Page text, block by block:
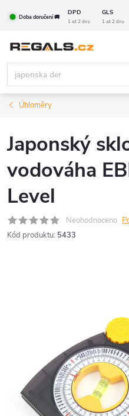
Doba doručení 🚚
DPD GLS
1 až 2 dny 1 až 2 dny
Úhloměry
Japonský
vodováha
Level
Neohodnoceno
Kód produktu: 5433